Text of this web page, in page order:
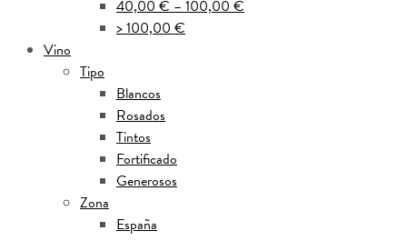
40,00 € – 100,00 €
> 100,00 €
Vino
Tipo
Blancos
Rosados
Tintos
Fortificado
Generosos
Zona
España